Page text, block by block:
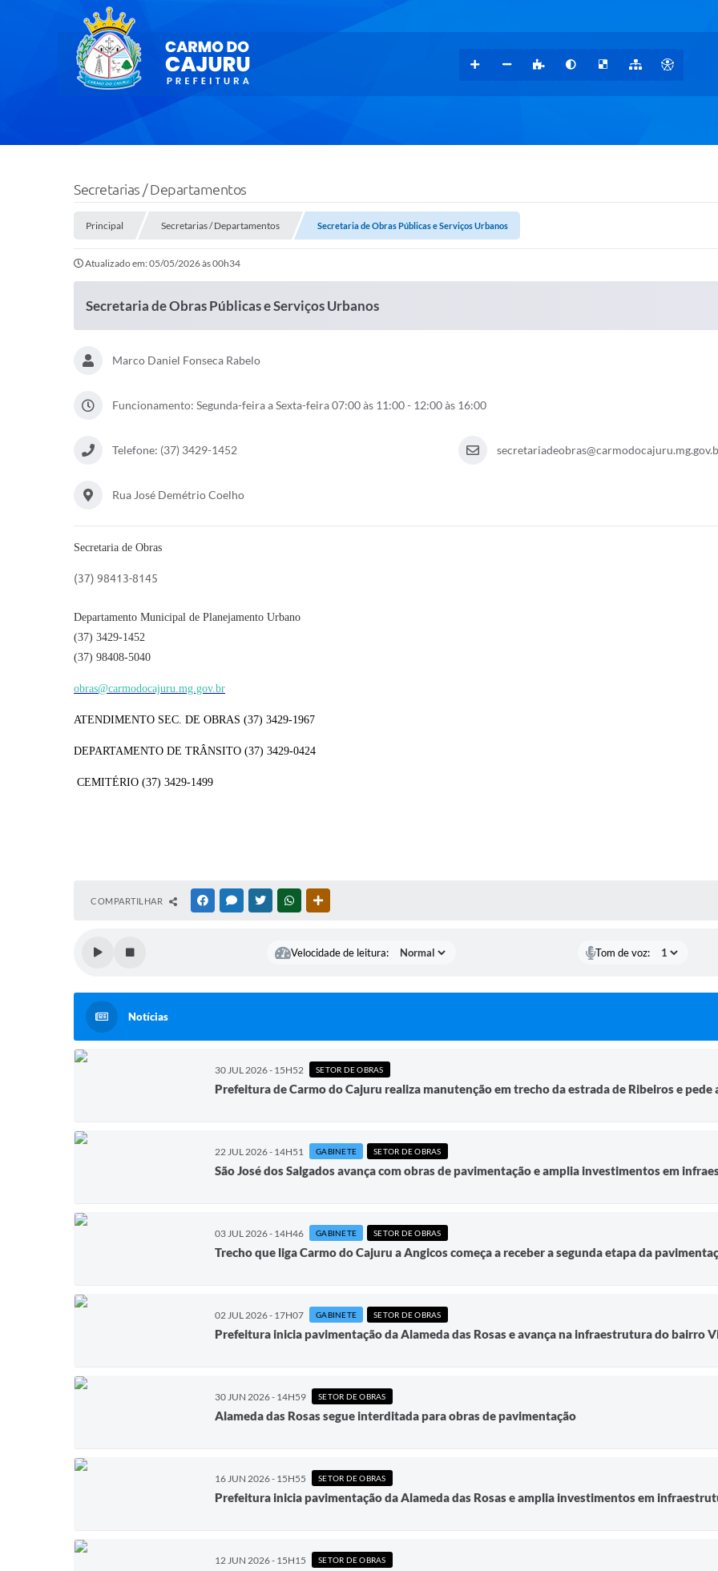
Secretarias / Departamentos
Principal Secretarias / Departamentos Secretaria de Obras Públicas e Serviços Urbanos
Atualizado em: 05/05/2026 às 00h34
Secretaria de Obras Públicas e Serviços Urbanos
Marco Daniel Fonseca Rabelo
Funcionamento: Segunda-feira a Sexta-feira 07:00 às 11:00 - 12:00 às 16:00
Telefone: (37) 3429-1452
Rua José Demétrio Coelho
Secretaria de Obras
(37) 98413-8145
Departamento Municipal de Planejamento Urbano
(37) 3429-1452
(37) 98408-5040
obras@carmodocajuru.mg.gov.br
ATENDIMENTO SEC. DE OBRAS (37) 3429-1967
DEPARTAMENTO DE TRÂNSITO (37) 3429-0424
CEMITÉRIO (37) 3429-1499
COMPARTILHAR FACEBOOKMESSENGER
TWITTERWHATSAPP
Velocidade de leitura: Tom de voz:
Notícias
30 JUL 2026 - 15H52 SETOR DE OBRAS
Prefeitura de Carmo do Cajuru realiza manutenção em trecho da estrada de Ribeiros e
22 JUL 2026 - 14H51 GABINETE SETOR DE OBRAS
São José dos Salgados avança com obras de pavimentação e amplia investimentos em
03 JUL 2026 - 14H46 GABINETE SETOR DE OBRAS
Trecho que liga Carmo do Cajuru a Angicos começa a receber a segunda etapa da
02 JUL 2026 - 17H07 GABINETE SETOR DE OBRAS
Prefeitura inicia pavimentação da Alameda das Rosas e avança na infraestrutura do bairro
30 JUN 2026 - 14H59 SETOR DE OBRAS
Alameda das Rosas segue interditada para obras de pavimentação
16 JUN 2026 - 15H55 SETOR DE OBRAS
Prefeitura inicia pavimentação da Alameda das Rosas e amplia investimentos em
12 JUN 2026 - 15H15 SETOR DE OBRAS